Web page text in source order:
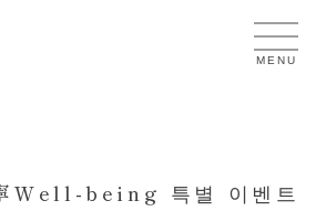
MENU
Well-being 특별 이벤트